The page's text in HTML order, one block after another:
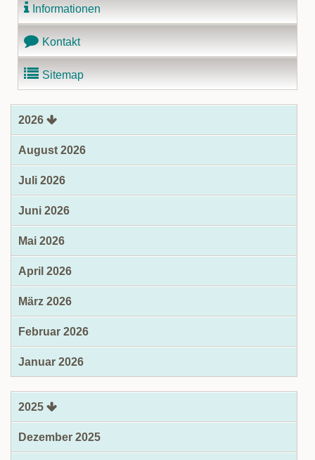
Informationen
Kontakt
Sitemap
2026
August 2026
Juli 2026
Juni 2026
Mai 2026
April 2026
März 2026
Februar 2026
Januar 2026
2025
Dezember 2025